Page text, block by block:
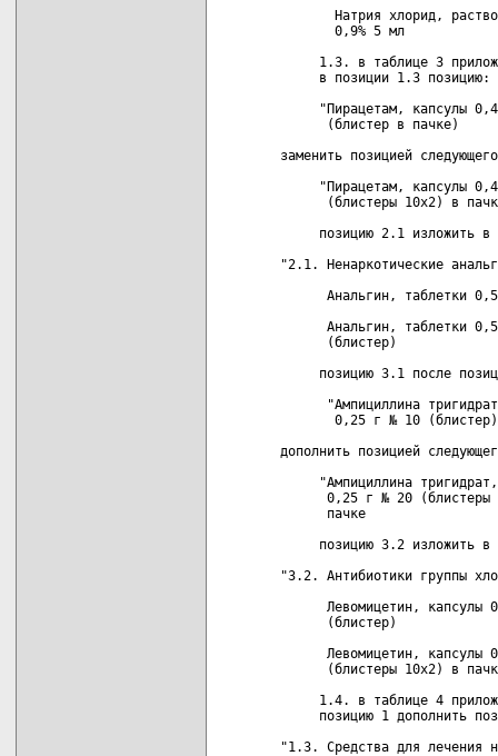
Натрия хлорид,
       0,9% 5 мл
1.3. в таблице 3
     в позиции 1.3 позицию:
"Пирацетам, капсулы
      (блистер в пачке)
заменить позицией
"Пирацетам, капсулы
(блистеры 10х2) в
позицию 2.1 изложить в
"2.1. Ненаркотические
Анальгин, таблетки
Анальгин, таблетки
      (блистер)
позицию 3.1 после
"Ампициллина
       0,25 г № 10 (блистер)
дополнить позицией
"Ампициллина
0,25 г № 20 (блистеры
      пачке
позицию 3.2 изложить в
"3.2. Антибиотики группы
Левомицетин, капсулы
      (блистер)
Левомицетин, капсулы
(блистеры 10х2) в
1.4. в таблице 4
позицию 1 дополнить
"1.3. Средства для лечения